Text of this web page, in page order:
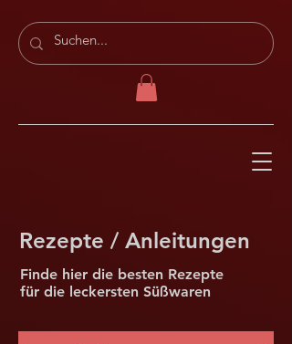
Rezepte / Anleitungen
Finde hier die besten Rezepte
für die leckersten Süßwaren